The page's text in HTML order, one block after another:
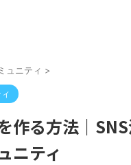
ュニティ >
作る方法｜
ニティ